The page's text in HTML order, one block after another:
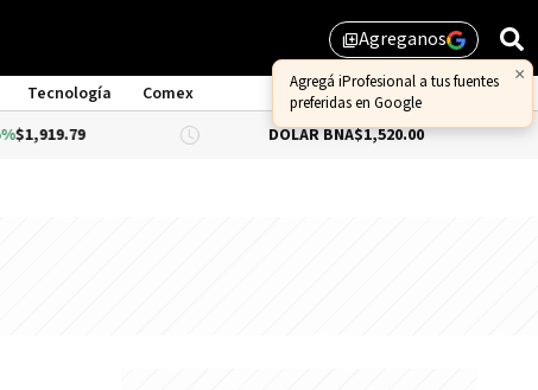
library_addAgreganos
Tecnología
Comex
DÓLAR BNA $1,520.00 DÓLAR